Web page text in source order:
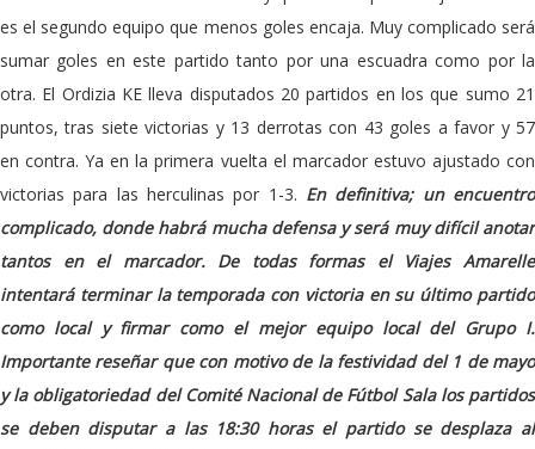
es el segundo equipo que menos goles encaja. Muy complicado será
sumar goles en este partido tanto por una escuadra como por la
otra. El Ordizia KE lleva disputados 20 partidos en los que sumo 21
puntos, tras siete victorias y 13 derrotas con 43 goles a favor y 57
en contra. Ya en la primera vuelta el marcador estuvo ajustado con
victorias para las herculinas por 1-3. En definitiva; un encuentro
complicado, donde habrá mucha defensa y será muy difícil anotar
tantos en el marcador. De todas formas el Viajes Amarelle
intentará terminar la temporada con victoria en su último partido
como local y firmar como el mejor equipo local del Grupo I.
Importante reseñar que con motivo de la festividad del 1 de mayo
y la obligatoriedad del Comité Nacional de Fútbol Sala los partidos
se deben disputar a las 18:30 horas el partido se desplaza al